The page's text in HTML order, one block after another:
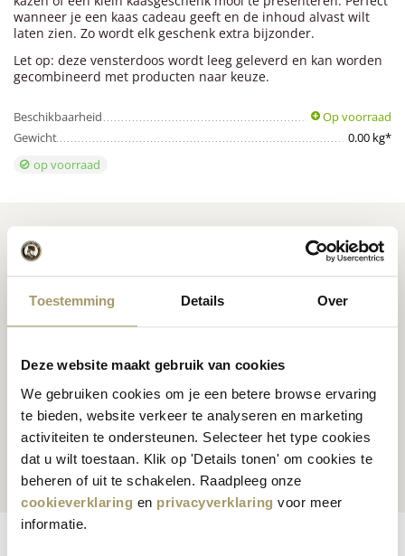
Toestemming Details Over
Deze website maakt gebruik van cookies
We gebruiken cookies om je een betere browse ervaring
te bieden, website verkeer te analyseren en marketing
activiteiten te ondersteunen. Selecteer het type cookies
dat u wilt toestaan. Klik op 'Details tonen' om cookies te
beheren of uit te schakelen. Raadpleeg onze
cookieverklaring en privacyverklaring voor meer
informatie.
wanneer je een kaas cadeau geeft en de inhoud alvast wilt
laten zien. Zo wordt elk geschenk extra bijzonder.
Let op: deze vensterdoos wordt leeg geleverd en kan worden
gecombineerd met producten naar keuze.
Beschikbaarheid
Op voorraad
Gewicht
0.00 kg*
op voorraad
Kaas inspiratie Premium Hollandsekaas
Klanten beoordelen ons
gemiddeld met een 9.5
Snelle en betrouwbare
levering